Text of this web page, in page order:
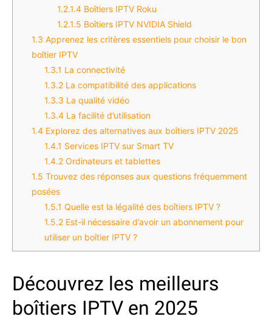
1.2.1.4 Boîtiers IPTV Roku
1.2.1.5 Boîtiers IPTV NVIDIA Shield
1.3 Apprenez les critères essentiels pour choisir le bon
boîtier IPTV
1.3.1 La connectivité
1.3.2 La compatibilité des applications
1.3.3 La qualité vidéo
1.3.4 La facilité d’utilisation
1.4 Explorez des alternatives aux boîtiers IPTV 2025
1.4.1 Services IPTV sur Smart TV
1.4.2 Ordinateurs et tablettes
1.5 Trouvez des réponses aux questions fréquemment
posées
1.5.1 Quelle est la légalité des boîtiers IPTV ?
1.5.2 Est-il nécessaire d’avoir un abonnement pour
utiliser un boîtier IPTV ?
Découvrez les meilleurs
boîtiers IPTV en 2025